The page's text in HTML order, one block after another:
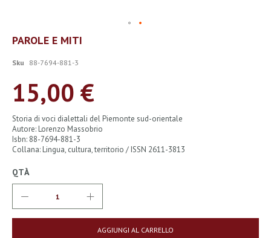
Vai
all'inizio
galleria
immagini
PAROLE E MITI
Sku 88-7694-881-3
15,00 €
Storia di voci dialettali del Piemonte sud-orientale
Autore: Lorenzo Massobrio
Isbn: 88-7694-881-3
Collana: Lingua, cultura, territorio / ISSN 2611-3813
QTÀ
AGGIUNGI AL CARRELLO